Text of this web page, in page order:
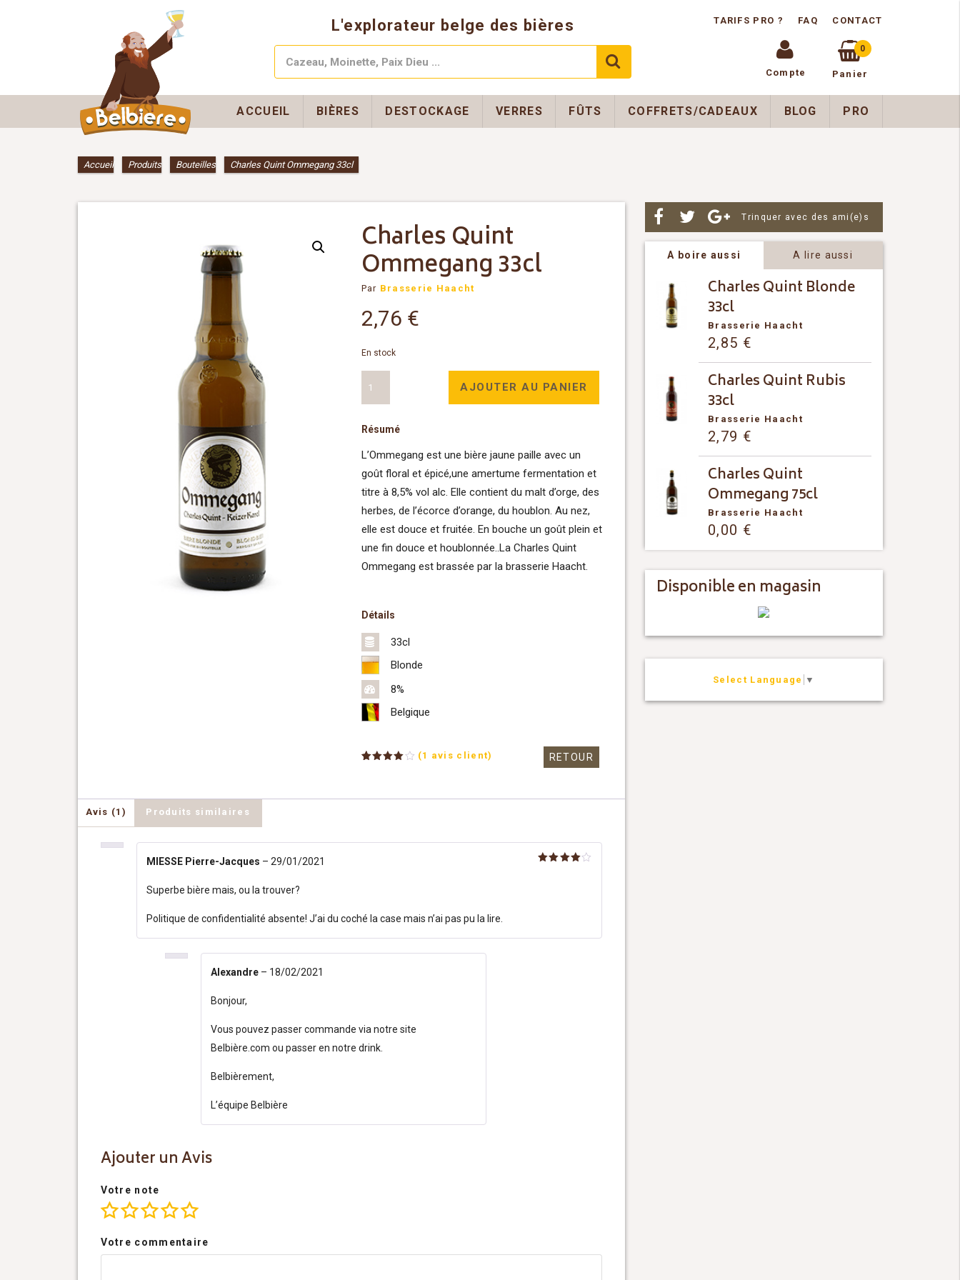
L'explorateur belge des bières TARIFS PRO ? FAQ CONTACT
Compte
0
Panier
ACCUEIL BIÈRES DESTOCKAGE VERRES FÛTS COFFRETS/CADEAUX BLOG PRO
Accueil» Produits» Bouteilles» Charles Quint Ommegang 33cl
Charles Quint
Ommegang 33cl
Par Brasserie Haacht
2,76 €
En stock
Quint
Ommegang
33cl
AJOUTER AU PANIER
Résumé
L’Ommegang est une bière jaune paille avec un
goût floral et épicé,une amertume fermentation et
titre à 8,5% vol alc. Elle contient du malt d’orge, des
herbes, de l’écorce d’orange, du houblon. Au nez,
elle est douce et fruitée. En bouche un goût plein et
une fin douce et houblonnée..La Charles Quint
Ommegang est brassée par la brasserie Haacht.
Détails
33cl
Blonde
8%
Belgique
basé
(1 avis client) RETOUR
Avis (1) Produits similaires
MIESSE Pierre-Jacques – 29/01/2021
Superbe bière mais, ou la trouver?
Politique de confidentialité absente! J’ai du coché la case mais n’ai pas pu la lire.
Alexandre – 18/02/2021
Bonjour,
Vous pouvez passer commande via notre site
Belbière.com ou passer en notre drink.
Belbièrement,
L’équipe Belbière
Ajouter un Avis
Votre note
Votre commentaire
Trinquer avec des ami(e)s
A boire aussi A lire aussi
Charles Quint Blonde
33cl
Brasserie Haacht
2,85 €
Charles Quint Rubis
33cl
Brasserie Haacht
2,79 €
Charles Quint
Ommegang 75cl
Brasserie Haacht
0,00 €
Disponible en magasin
Select Language ▼